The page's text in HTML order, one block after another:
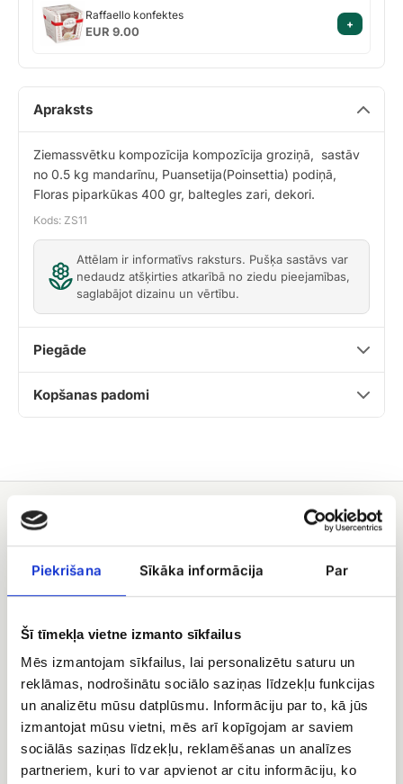
Piekrišana Sīkāka informācija Par
Šī tīmekļa vietne izmanto sīkfailus
Mēs izmantojam sīkfailus, lai personalizētu saturu un
reklāmas, nodrošinātu sociālo saziņas līdzekļu funkcijas
un analizētu mūsu datplūsmu. Informāciju par to, kā jūs
izmantojat mūsu vietni, mēs arī kopīgojam ar saviem
sociālās saziņas līdzekļu, reklamēšanas un analīzes
partneriem, kuri to var apvienot ar citu informāciju, ko
Raffaello
konfektes
Raffaello konfektes
EUR 9.00
+
Apraksts
Ziemassvētku kompozīcija kompozīcija groziņā, sastāv
no 0.5 kg mandarīnu, Puansetija(Poinsettia) podiņā,
Floras piparkūkas 400 gr, baltegles zari, dekori.
Kods: ZS11
Attēlam ir informatīvs raksturs. Pušķa sastāvs var
nedaudz atšķirties atkarībā no ziedu pieejamības,
saglabājot dizainu un vērtību.
Piegāde
Kopšanas padomi
Jums varētu patikt
ziedu
noskaņās
Sezonas ziedu kastīte
pavasarīgās noskaņās
kompozīcija
Ziemas kompozīcija